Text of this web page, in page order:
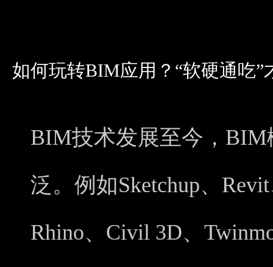
如何玩转BIM应用？“软硬通吃”
BIM技术发展至今，
泛。例如Sketchup、
Rhino、Civil 3D、